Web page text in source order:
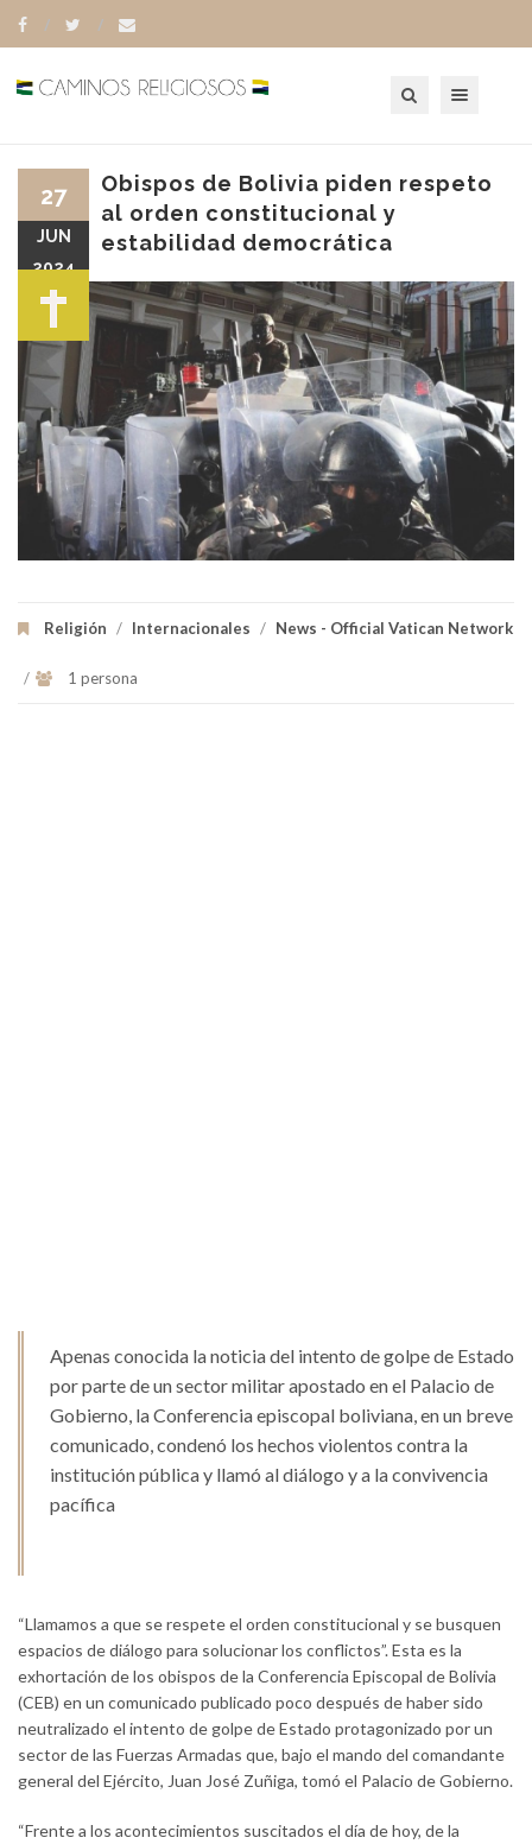
Obispos de Bolivia piden respeto
al orden constitucional y
estabilidad democrática
Religión / Internacionales / News - Official Vatican Network
/ 1 persona
27
JUN
2024
Apenas conocida la noticia del intento de golpe de Estado
por parte de un sector militar apostado en el Palacio de
Gobierno, la Conferencia episcopal boliviana, en un breve
comunicado, condenó los hechos violentos contra la
institución pública y llamó al diálogo y a la convivencia
pacífica
“Llamamos a que se respete el orden constitucional y se busquen
espacios de diálogo para solucionar los conflictos”. Esta es la
exhortación de los obispos de la Conferencia Episcopal de Bolivia
(CEB) en un comunicado publicado poco después de haber sido
neutralizado el intento de golpe de Estado protagonizado por un
sector de las Fuerzas Armadas que, bajo el mando del comandante
general del Ejército, Juan José Zuñiga, tomó el Palacio de Gobierno.
“Frente a los acontecimientos suscitados el día de hoy, de la